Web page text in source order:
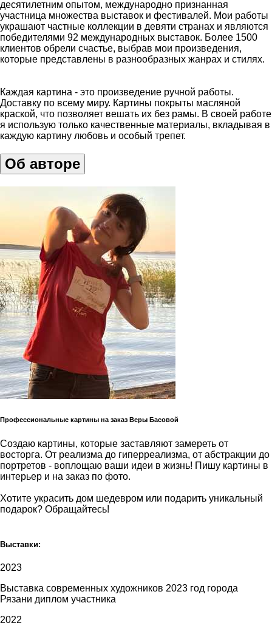
десятилетним опытом, международно признанная
участница множества выставок и фестивалей. Мои работы
украшают частные коллекции в девяти странах и являются
победителями 92 международных выставок. Более 1500
клиентов обрели счастье, выбрав мои произведения,
которые представлены в разнообразных жанрах и стилях.
Каждая картина - это произведение ручной работы.
Доставку по всему миру. Картины покрыты масляной
краской, что позволяет вешать их без рамы. В своей работе
я использую только качественные материалы, вкладывая в
каждую картину любовь и особый трепет.
Об авторе
Профессиональные картины на заказ Веры Басовой
Создаю картины, которые заставляют замереть от
восторга. От реализма до гиперреализма, от абстракции до
портретов - воплощаю ваши идеи в жизнь! Пишу картины в
интерьер и на заказ по фото.
Хотите украсить дом шедевром или подарить уникальный
подарок? Обращайтесь!
Выставки:
2023
Выставка современных художников 2023 год города
Рязани диплом участника
2022